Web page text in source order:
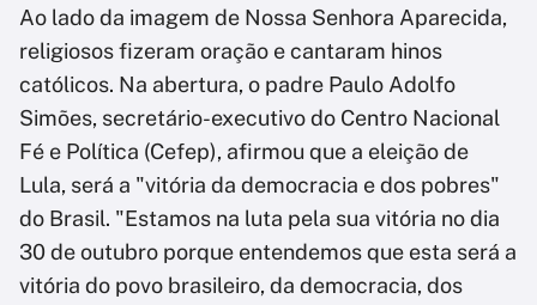
Ao lado da imagem de Nossa Senhora Aparecida,
religiosos fizeram oração e cantaram hinos
católicos. Na abertura, o padre Paulo Adolfo
Simões, secretário-executivo do Centro Nacional
Fé e Política (Cefep), afirmou que a eleição de
Lula, será a "vitória da democracia e dos pobres"
do Brasil. "Estamos na luta pela sua vitória no dia
30 de outubro porque entendemos que esta será a
vitória do povo brasileiro, da democracia, dos